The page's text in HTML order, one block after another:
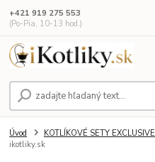
+421 919 275 553
(Po-Pia, 10-13 hod.)
Úvod KOTLÍKOVÉ SETY EXCLUSIVE
ikotliky.sk